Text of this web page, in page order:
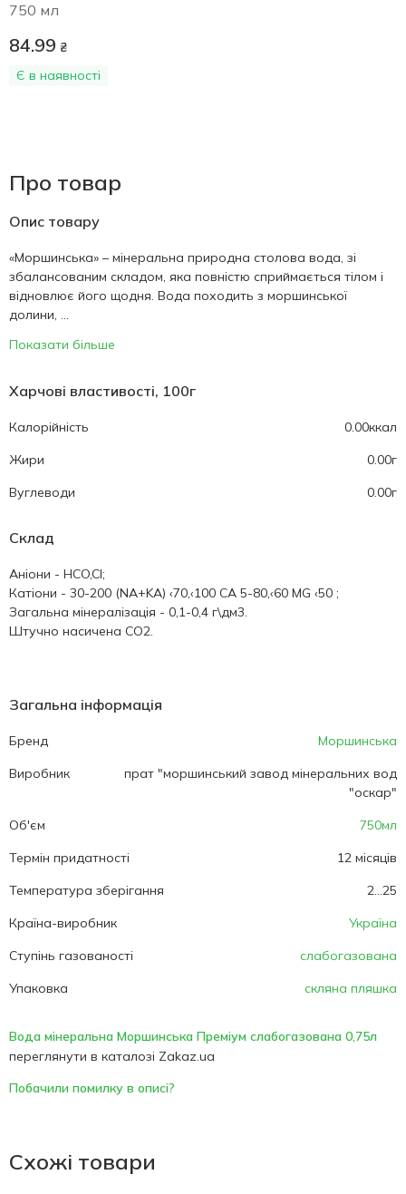
750 мл
84.99 ₴
Є в наявності
Про товар
Опис товару
«Моршинська» – мінеральна природна столова вода, зі
збалансованим складом, яка повністю сприймається тілом і
відновлює його щодня. Вода походить з моршинської
долини, ...
Показати більше
Харчові властивості, 100г
Калорійність
0.00ккал
Жири
0.00г
Вуглеводи
0.00г
Склад
Аніони - HCO,CI;
Катіони - 30-200 (NA+KA) ‹70,‹100 CA 5-80,‹60 MG ‹50 ;
Загальна мінералізація - 0,1-0,4 г\дм3.
Штучно насичена СО2.
Загальна інформація
Бренд
Моршинська
Виробник
прат "моршинський завод мінеральних вод
"оскар"
Об'єм
750мл
Термін придатності
12 місяців
Температура зберігання
2...25
Країна-виробник
Україна
Ступінь газованості
слабогазована
Упаковка
скляна пляшка
Вода мінеральна Моршинська Преміум слабогазована 0,75л
переглянути в каталозі Zakaz.ua
Побачили помилку в описі?
Схожі товари